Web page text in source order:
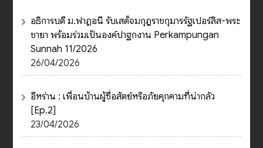
อธิการบดี ม.ฟาฏอนี รับเสด็จมกุฎราชกุมารรัฐเปอร์ลิส-พระ
ชายา พร้อมร่วมเป็นองค์ปาฐกงาน Perkampungan
Sunnah 11/2026
26/04/2026
อีหร่าน : เพื่อนบ้านผู้ซื่อสัตย์หรือภัยคุกคามที่น่ากลัว
[Ep.2]
23/04/2026